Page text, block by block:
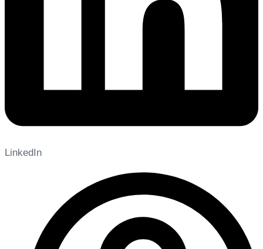
LinkedIn